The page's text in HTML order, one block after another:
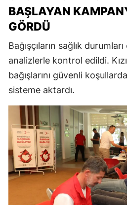
BAŞLAYAN
GÖRDÜ
Bağışçıların sağlık
analizlerle kontrol edildi.
bağışlarını güvenli
sisteme aktardı.